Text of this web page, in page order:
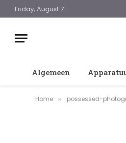
Friday, August 7
Algemeen
Home » possessed-